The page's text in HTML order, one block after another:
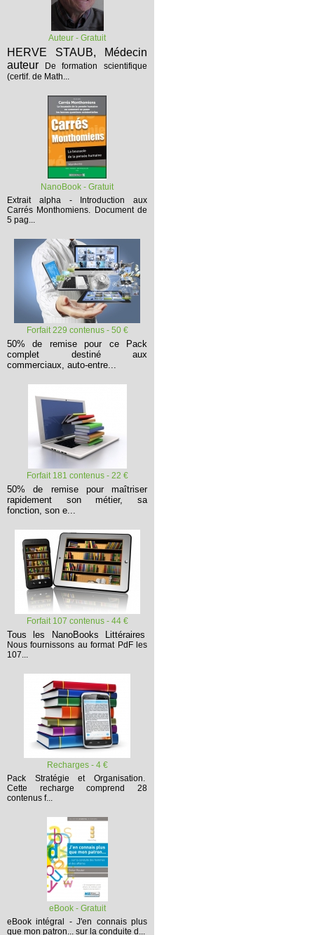
Auteur - Gratuit
HERVE STAUB, Médecin
auteur
De formation scientifique
(certif. de Math...
NanoBook - Gratuit
Extrait alpha - Introduction aux
Carrés Monthomiens. Document de
5 pag...
Forfait 229 contenus - 50 €
50% de remise pour ce Pack
complet destiné aux
commerciaux, auto-entre...
Forfait 181 contenus - 22 €
50% de remise pour maîtriser
rapidement son métier, sa
fonction, son e...
Forfait 107 contenus - 44 €
Tous les NanoBooks Littéraires
Nous fournissons au format PdF les
107...
Recharges - 4 €
Pack Stratégie et Organisation.
Cette recharge comprend 28
contenus f...
eBook - Gratuit
eBook intégral - J'en connais plus
que mon patron... sur la conduite d...